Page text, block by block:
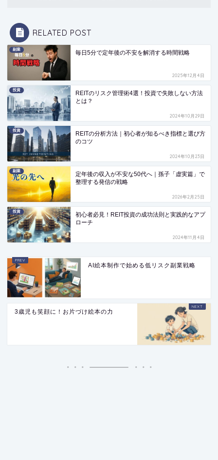
RELATED POST
副業 毎日5分で定年後の不安を解消する時間戦略
2025年12月4日
投資
REITのリスク管理術4選！投資で失敗しない方法
とは？
2024年10月29日
投資
REITの分析方法｜初心者が知るべき指標と選び方
のコツ
2024年10月23日
副業
定年後の収入が不安な50代へ｜孫子「虚実篇」で
整理する発信の戦略
2026年2月25日
投資
初心者必見！REIT投資の成功法則と実践的なアプ
ローチ
2024年11月4日
AI絵本制作で始める低リスク副業戦略
3歳児も笑顔に！お片づけ絵本の力